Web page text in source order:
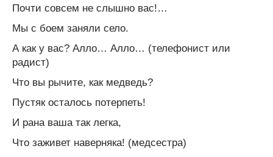
Почти совсем не слышно вас!…
Мы с боем заняли село.
А как у вас? Алло… Алло… (телефонист или
радист)
Что вы рычите, как медведь?
Пустяк осталось потерпеть!
И рана ваша так легка,
Что заживет наверняка! (медсестра)